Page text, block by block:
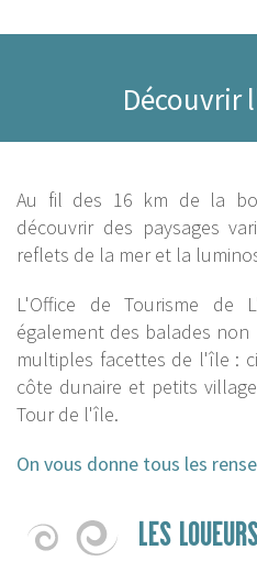
Découvrir
Au fil des 16 km de la
découvrir des paysages
reflets de la mer et la
L'Office de Tourisme de
également des balades
multiples facettes de l'île :
côte dunaire et petits
Tour de l'île.
On vous donne tous les
LES